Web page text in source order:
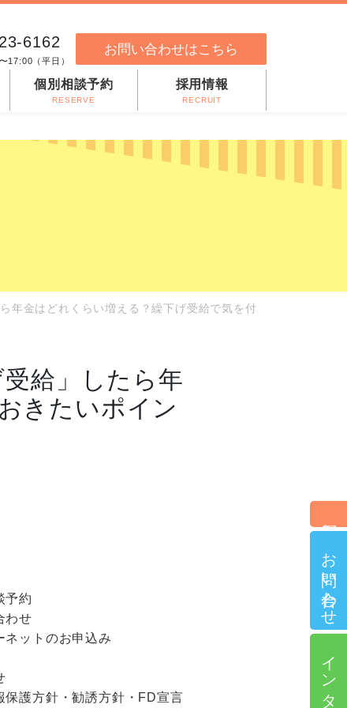
6162
17:00（平日）
お問い合わせはこちら
個別相談予約
RESERVE
採用情報
RECRUIT
年金はどれくらい増える？繰下げ受給で気を付
給」したら年
きたいポイン
お問い合わせ
予約
わせ
ネットのお申込み
保護方針・勧誘方針・FD宣言